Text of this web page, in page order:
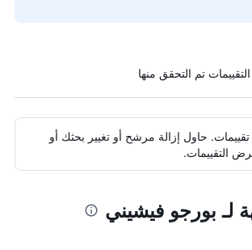
تقييمات. حاول إزالة مرشح أو تغيير بحثك أو
التقييمات.
لـ بورجو فيشيني